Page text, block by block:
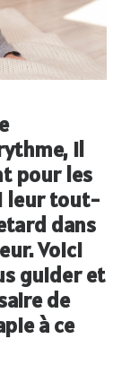
il
pour les
leur tout-
dans
Voici
guider et
de
à ce